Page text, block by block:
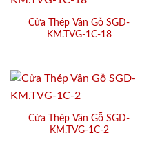
Cửa Thép Vân Gỗ SGD-
KM.TVG-1C-18
Cửa Thép Vân Gỗ SGD-
KM.TVG-1C-2